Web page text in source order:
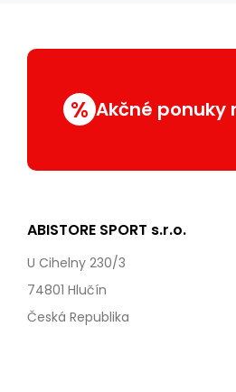
% Akčné ponuky
ABISTORE SPORT s.r.o.
U Cihelny 230/3
74801 Hlučín
Česká Republika